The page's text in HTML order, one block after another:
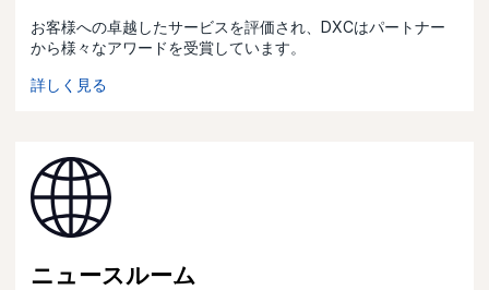
お客様への卓越したサービスを評価され、DXCはパートナー
から様々なアワードを受賞しています。
詳しく見る
ニュースルーム